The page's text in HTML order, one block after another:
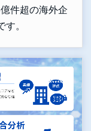
件超の海外企
。